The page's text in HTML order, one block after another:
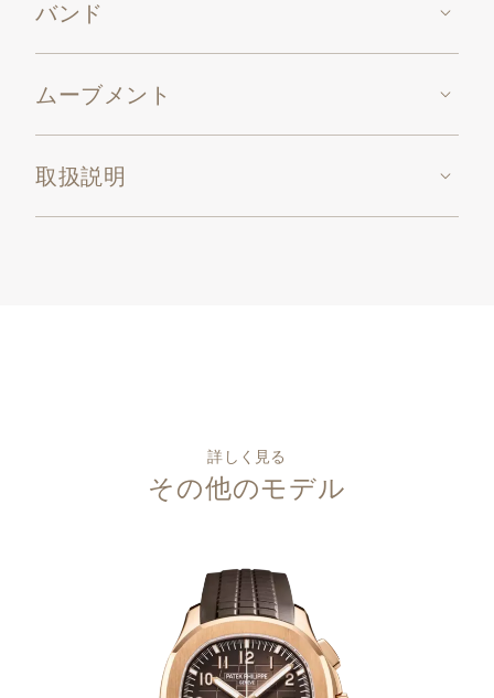
バンド
ムーブメント
取扱説明
詳しく見る
その他のモデル